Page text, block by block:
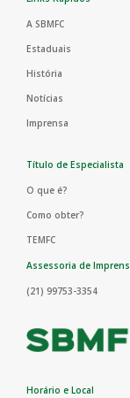
A SBMFC
Estaduais
História
Notícias
Imprensa
Título de Especialista
O que é?
Como obter?
TEMFC
Assessoria de
(21) 99753-3354
Horário e Local